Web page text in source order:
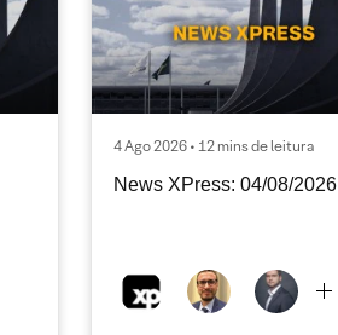
4 Ago 2026 • 12 mins de leitura
News XPress: 04/08/2026